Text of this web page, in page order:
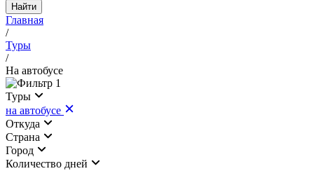
Найти
Главная
/
Туры
/
На автобусе
1
Туры
на автобусе
Откуда
Страна
Город
Количество дней